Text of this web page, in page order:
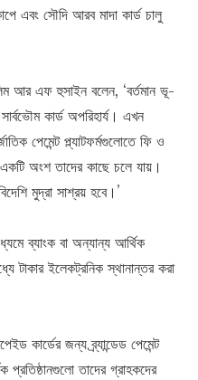
এবং সৌদি আরব মাদা কার্ড চালু
আর এফ হুসাইন বলেন, ‘বর্তমান ভূ-
কার্ড অপরিহার্য। এখন
পেমেন্ট প্ল্যাটফর্মগুলোতে ফি ও
অংশ তাদের কাছে চলে যায়।
মুদ্রা সাশ্রয় হবে।’
ব্যাংক বা অন্যান্য আর্থিক
টাকার ইলেকট্রনিক স্থানান্তর করা
কার্ডের জন্য ব্র্যান্ডেড পেমেন্ট
প্রতিষ্ঠানগুলো তাদের গ্রাহকদের